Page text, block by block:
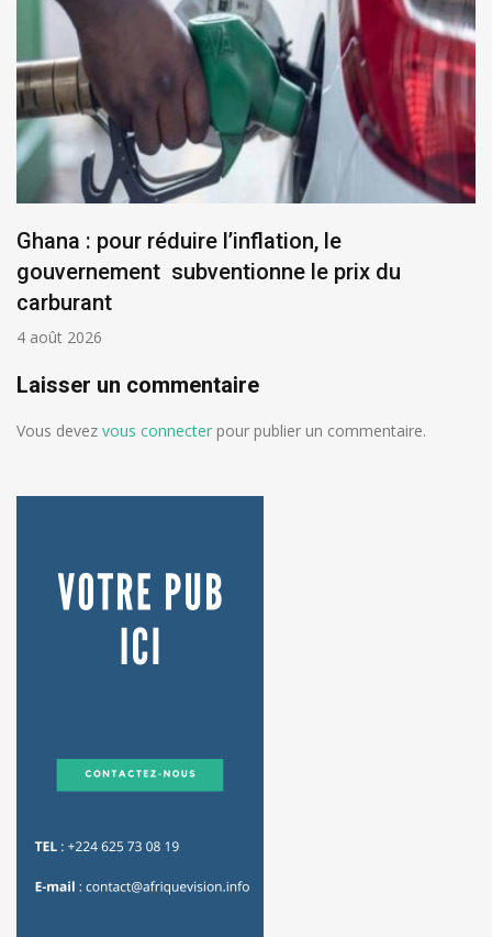
Ghana : pour réduire l’inflation, le
gouvernement subventionne le prix du
carburant
4 août 2026
Laisser un commentaire
Vous devez vous connecter pour publier un commentaire.